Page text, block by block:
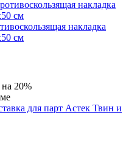
накладка
см
20%